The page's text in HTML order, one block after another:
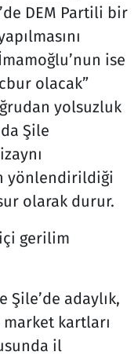
DEM Partili bir
ise
olacak”
yolsuzluk
Şile
yönlendirildiği
olarak durur.
gerilim
Şile’de adaylık,
market kartları
il